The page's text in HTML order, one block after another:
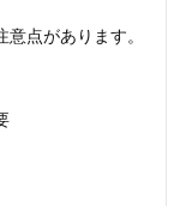
点があります。